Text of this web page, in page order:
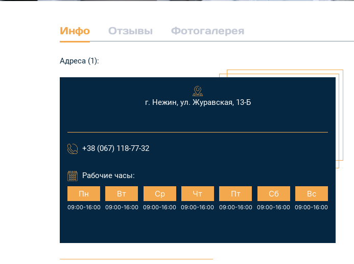
Инфо Отзывы Фотогалерея
Адреса (1):
г. Нежин, ул. Журавская, 13-Б
+38 (067) 118-77-32
Рабочие часы:
Пн
09:00-16:00
Вт
09:00-16:00
Ср
09:00-16:00
Чт
09:00-16:00
Пт
09:00-16:00
Сб
09:00-16:00
Вс
09:00-16:00